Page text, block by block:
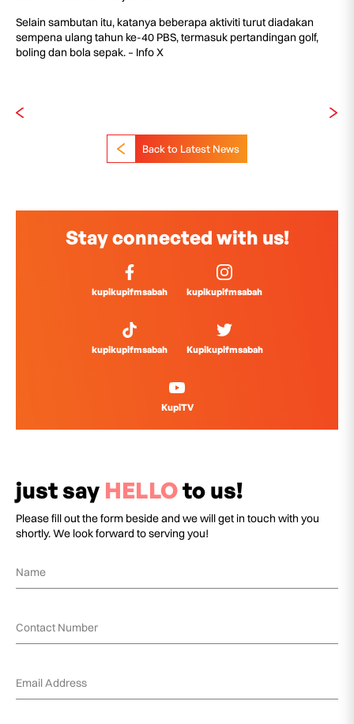
Selain sambutan itu, katanya beberapa aktiviti turut diadakan
sempena ulang tahun ke-40 PBS, termasuk pertandingan golf,
boling dan bola sepak. – Info X
Back to Latest News
Stay connected with us!
kupikupifmsabah kupikupifmsabah
kupikupifmsabah Kupikupifmsabah
KupiTV
just say HELLOto us!
Please fill out the form beside and we will get in touch with you
shortly. We look forward to serving you!